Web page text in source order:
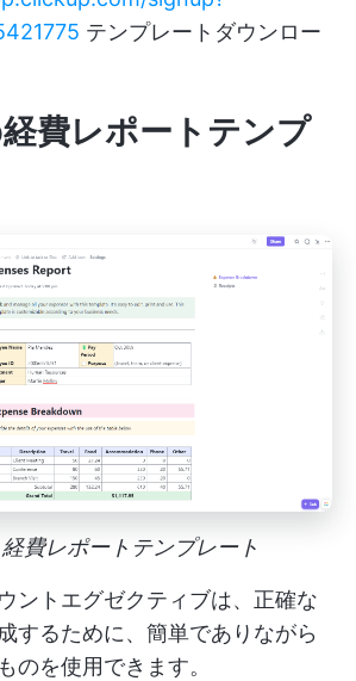
テンプレートダウンロー
費レポートテンプ
費レポートテンプレート
ントエグゼクティブは、正確な
するために、簡単でありながら
のを使用できます。